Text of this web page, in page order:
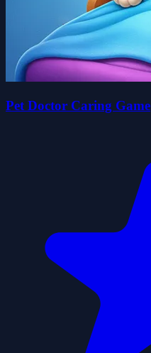
Pet Doctor Caring Game